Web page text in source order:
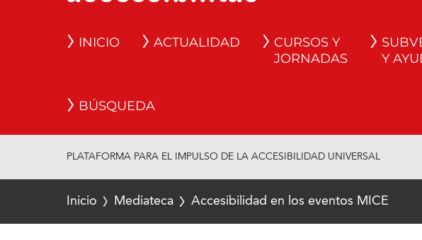
INICIO ACTUALIDAD
CURSOS Y
JORNADAS
Y
BÚSQUEDA
PLATAFORMA PARA EL IMPULSO DE LA ACCESIBILIDAD UNIVERSAL
Inicio Mediateca Accesibilidad en los eventos MICE